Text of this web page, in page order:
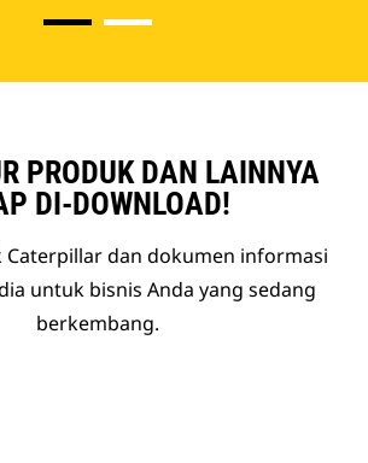
PRODUK DAN LAINNYA
DI-DOWNLOAD!
dan dokumen informasi
untuk bisnis Anda yang sedang
berkembang.